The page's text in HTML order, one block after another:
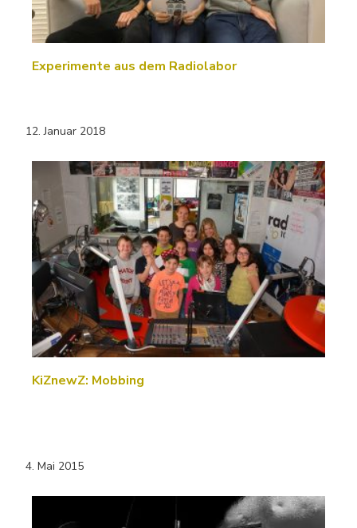
Experimente aus dem Radiolabor
12. Januar 2018
KiZnewZ: Mobbing
4. Mai 2015